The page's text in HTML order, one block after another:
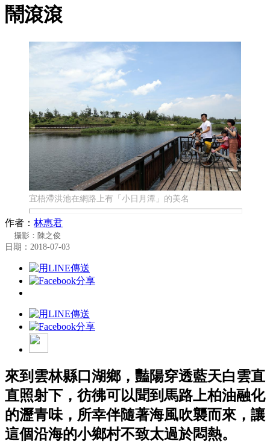
鬧滾滾
宜梧滯洪池在網路上有「小日月潭」的美名
作者： 林惠君
攝影：陳之俊
日期：2018-07-03
來到雲林縣口湖鄉，豔陽穿透藍天白雲直
直照射下，彷彿可以聞到馬路上柏油融化
的瀝青味，所幸伴隨著海風吹襲而來，讓
這個沿海的小鄉村不致太過於悶熱。